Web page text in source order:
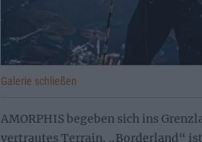
Galerie schließen
AMORPHIS begeben sich ins
vertrautes Terrain. „Borderland“